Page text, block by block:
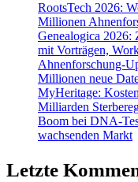
RootsTech 2026:
Millionen
Genealogica 2026:
mit Vorträgen,
Ahnenforschung-
Millionen neue
MyHeritage:
Milliarden
Boom bei DNA-
wachsenden Markt
Letzte